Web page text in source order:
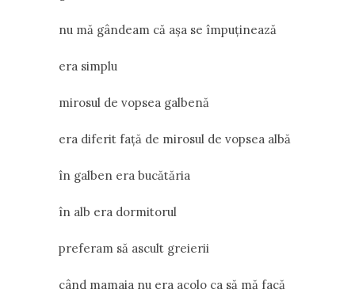
nu mă gândeam că așa se împuținează
era simplu
mirosul de vopsea galbenă
era diferit față de mirosul de vopsea albă
în galben era bucătăria
în alb era dormitorul
preferam să ascult greierii
când mamaia nu era acolo ca să mă facă